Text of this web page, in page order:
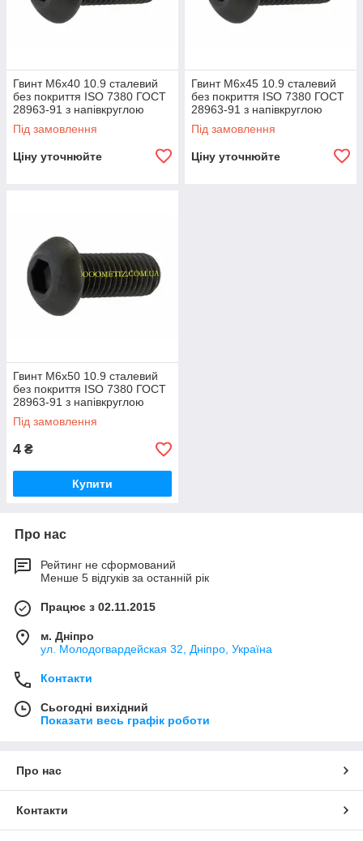
Гвинт М6х40 10.9 сталевий
без покриття ISO 7380 ГОСТ
28963-91 з напівкруглою
головкою, внутрішнім
шестигранником
Під замовлення
Ціну уточнюйте
Гвинт М6х45 10.9 сталевий
без покриття ISO 7380 ГОСТ
28963-91 з напівкруглою
головкою, внутрішнім
шестигранником
Під замовлення
Ціну уточнюйте
Гвинт М6х50 10.9 сталевий
без покриття ISO 7380 ГОСТ
28963-91 з напівкруглою
головкою, внутрішнім
шестигранником
Під замовлення
4 ₴
Купити
Про нас
Рейтинг не сформований
Менше 5 відгуків за останній рік
Працює з 02.11.2015
м. Дніпро
ул. Молодогвардейская 32, Дніпро, Україна
Контакти
Сьогодні вихідний
Показати весь графік роботи
Про нас
Контакти